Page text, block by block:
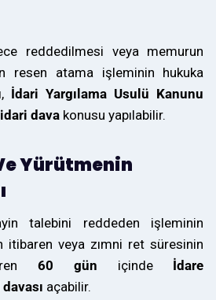
reddedilmesi veya memurun
resen atama işleminin hukuka
İdari Yargılama Usulü Kanunu
idari davakonusu yapılabilir.
Yürütmenin
talebini reddeden işleminin
itibaren veya zımni ret süresinin
60 gün içinde İdare
açabilir.